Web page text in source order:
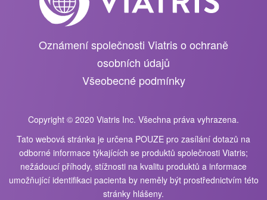
Oznámení společnosti Viatris o ochraně
osobních údajů
Všeobecné podmínky
Copyright © 2020 Viatris Inc. Všechna práva vyhrazena.
Tato webová stránka je určena POUZE pro zasílání dotazů na
odborné informace týkajících se produktů společnosti Viatris;
nežádoucí příhody, stížnosti na kvalitu produktů a informace
umožňující identifikaci pacienta by neměly být prostřednictvím této
stránky hlášeny.